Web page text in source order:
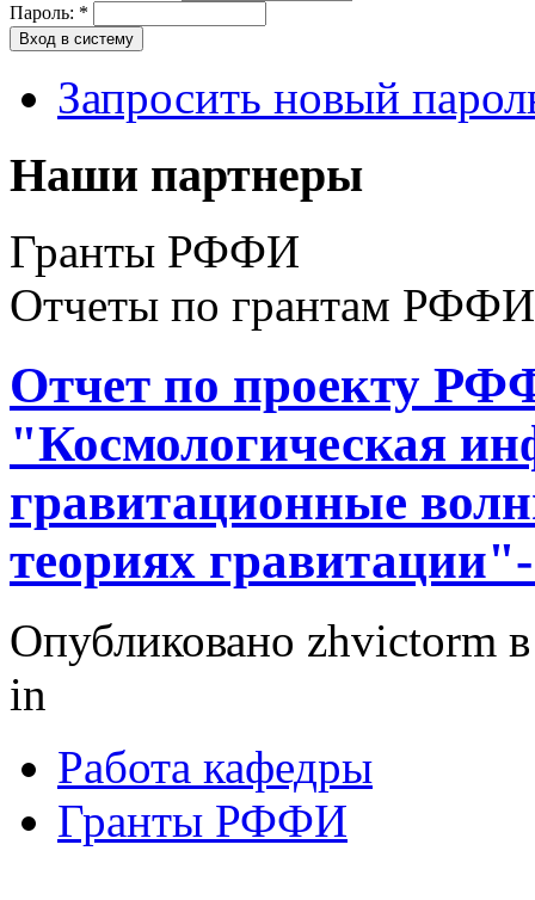
Пароль: *
Запросить новый
Наши партнеры
Гранты РФФИ
Отчеты по грантам РФФИ
Отчет по проекту
"Космологическая
гравитационные
теориях
Опубликовано zhvictorm
in
Работа кафедры
Гранты РФФИ